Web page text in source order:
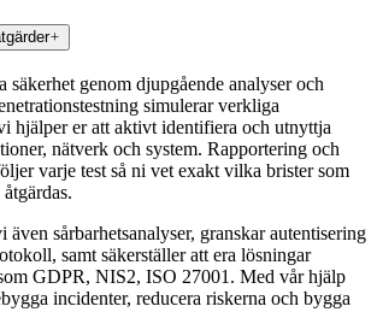
säkerhet genom djupgående analyser och
simulerar verkliga
hjälper er att aktivt identifiera och utnyttja
nätverk och system. Rapportering och
varje test så ni vet exakt vilka brister som
sårbarhetsanalyser, granskar autentisering
samt säkerställer att era lösningar
GDPR, NIS2, ISO 27001. Med vår hjälp
incidenter, reducera riskerna och bygga